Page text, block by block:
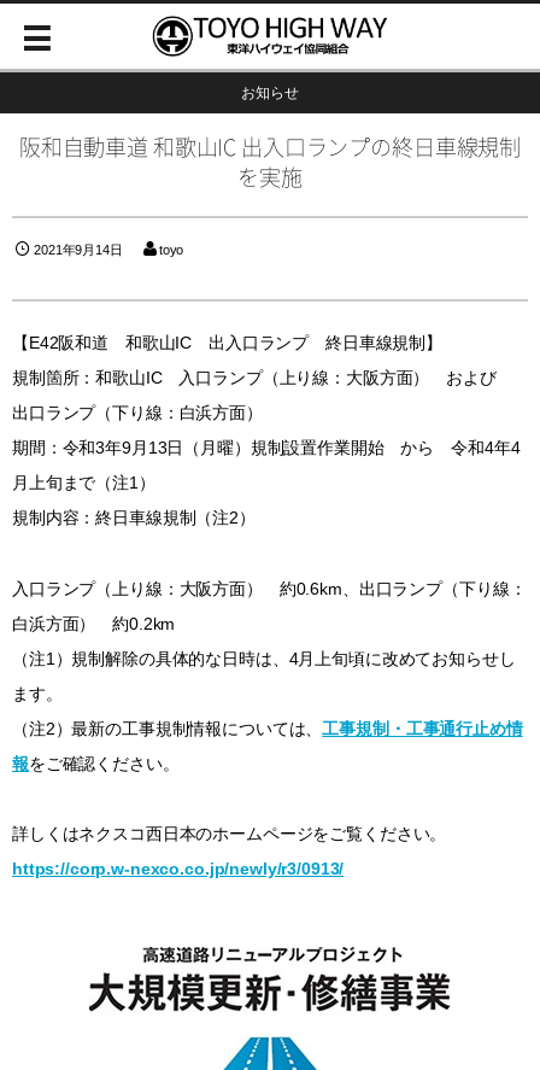
お知らせ
阪和自動車道 和歌山IC 出入口ランプの終日車線規制
を実施
2021年9月14日 toyo
【E42阪和道 和歌山IC 出入口ランプ 終日車線規制】
規制箇所：和歌山IC 入口ランプ（上り線：大阪方面） および
出口ランプ（下り線：白浜方面）
期間：令和3年9月13日（月曜）規制設置作業開始 から 令和4年4
月上旬まで（注1）
規制内容：終日車線規制（注2）
入口ランプ（上り線：大阪方面） 約0.6km、出口ランプ（下り線：
白浜方面） 約0.2km
（注1）規制解除の具体的な日時は、4月上旬頃に改めてお知らせし
ます。
（注2）最新の工事規制情報については、工事規制・工事通行止め情
報をご確認ください。
詳しくはネクスコ西日本のホームページをご覧ください。
https://corp.w-nexco.co.jp/newly/r3/0913/